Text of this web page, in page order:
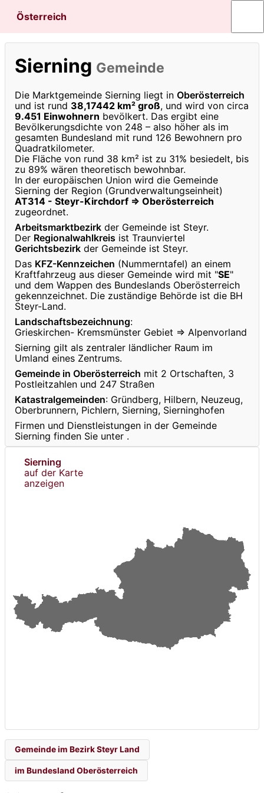
Österreich
Sierning Gemeinde
Die Marktgemeinde Sierning liegt in Oberösterreich
und ist rund 38,17442 km² groß, und wird von circa
9.451 Einwohnern bevölkert. Das ergibt eine
Bevölkerungsdichte von 248 – also höher als im
gesamten Bundesland mit rund 126 Bewohnern pro
Quadratkilometer.
Die Fläche von rund 38 km² ist zu 31% besiedelt, bis
zu 89% wären theoretisch bewohnbar.
In der europäischen Union wird die Gemeinde
Sierning der Region (Grundverwaltungseinheit)
AT314 - Steyr-Kirchdorf ⇒ Oberösterreich
zugeordnet.
Arbeitsmarktbezirk der Gemeinde ist Steyr.
Der Regionalwahlkreis ist Traunviertel
Gerichtsbezirk der Gemeinde ist Steyr.
Das KFZ-Kennzeichen (Nummerntafel) an einem
Kraftfahrzeug aus dieser Gemeinde wird mit "SE"
und dem Wappen des Bundeslands Oberösterreich
gekennzeichnet. Die zuständige Behörde ist die BH
Steyr-Land.
Landschaftsbezeichnung:
Grieskirchen- Kremsmünster Gebiet ⇒ Alpenvorland
Sierning gilt als zentraler ländlicher Raum im
Umland eines Zentrums.
Gemeinde in Oberösterreich mit 2 Ortschaften, 3
Postleitzahlen und 247 Straßen
Katastralgemeinden: Gründberg, Hilbern, Neuzeug,
Oberbrunnern, Pichlern, Sierning, Sierninghofen
Firmen und Dienstleistungen in der Gemeinde
Sierning finden Sie unter .
Sierning
auf der Karte
anzeigen
Gemeinde im Bezirk Steyr Land
im Bundesland Oberösterreich